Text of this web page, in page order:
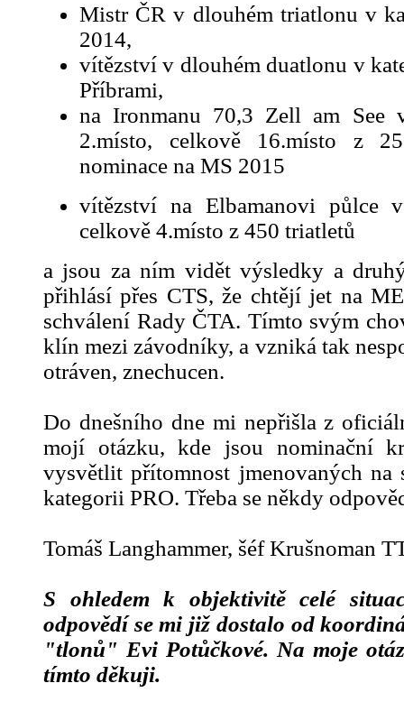
Mistr ČR v dlouhém triatlonu v
2014,
vítězství v dlouhém duatlonu v
Příbrami,
na Ironmanu 70,3 Zell am
2.místo, celkově 16.místo z
nominace na MS 2015
vítězství na Elbamanovi půlce
celkově 4.místo z 450 triatletů
a jsou za ním vidět výsledky a
přihlásí přes CTS, že chtějí jet na
schválení Rady ČTA. Tímto svým
klín mezi závodníky, a vzniká tak
otráven, znechucen.
Do dnešního dne mi nepřišla z
mojí otázku, kde jsou nominační
vysvětlit přítomnost jmenovaných
kategorii PRO. Třeba se někdy
Tomáš Langhammer, šéf Krušnoman
S ohledem k objektivitě celé
odpovědí se mi již dostalo od
"tlonů" Evi Potůčkové. Na moje
tímto děkuji.